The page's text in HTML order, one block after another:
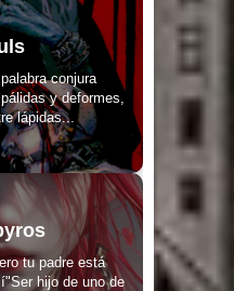
conjura
y deformes,
lápidas...
tu padre está
hijo de uno de